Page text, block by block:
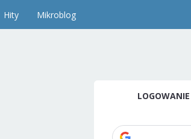
Hity Mikroblog
LOGOWANIE